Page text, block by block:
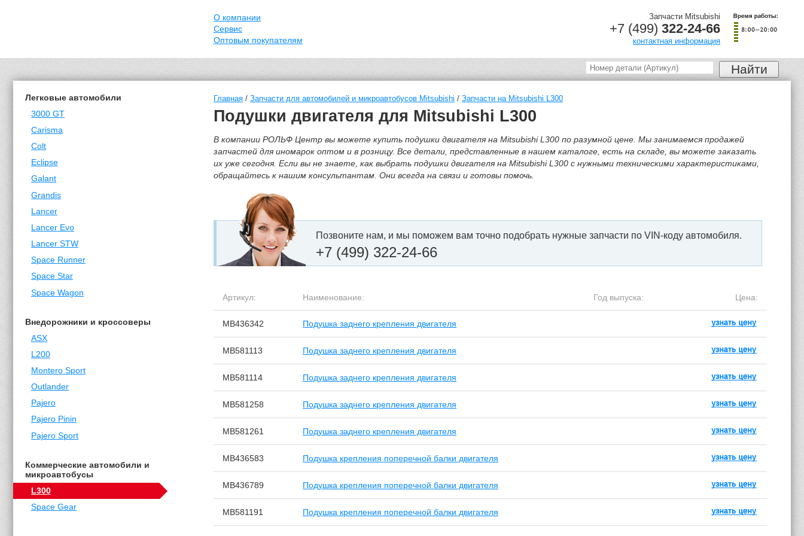
О компании
Сервис
Оптовым покупателям
Запчасти Mitsubishi
+7 (499) 322-24-66
контактная информация
Легковые автомобили
3000 GT
Carisma
Colt
Eclipse
Galant
Grandis
Lancer
Lancer Evo
Lancer STW
Space Runner
Space Star
Space Wagon
Внедорожники и кроссоверы
ASX
L200
Montero Sport
Outlander
Pajero
Pajero Pinin
Pajero Sport
Коммерческие автомобили и
микроавтобусы
L300
Space Gear
Главная / Запчасти для автомобилей и микроавтобусов Mitsubishi / Запчасти на Mitsubishi L300
Подушки двигателя для Mitsubishi L300
В компании РОЛЬФ Центр вы можете купить подушки двигателя на Mitsubishi L300 по разумной цене. Мы занимаемся продажей
запчастей для иномарок оптом и в розницу. Все детали, представленные в нашем каталоге, есть на складе, вы можете заказать
их уже сегодня. Если вы не знаете, как выбрать подушки двигателя на Mitsubishi L300 с нужными техническими характеристиками,
обращайтесь к нашим консультантам. Они всегда на связи и готовы помочь.
Позвоните нам, и мы поможем вам точно подобрать нужные запчасти по VIN-коду автомобиля.
+7 (499) 322-24-66
Артикул: Наименование: Год выпуска: Цена:
MB436342 Подушка заднего крепления двигателя
MB581113 Подушка заднего крепления двигателя
MB581114 Подушка заднего крепления двигателя
MB581258 Подушка заднего крепления двигателя
MB581261 Подушка заднего крепления двигателя
MB436583 Подушка крепления поперечной балки двигателя
MB436789 Подушка крепления поперечной балки двигателя
MB581191 Подушка крепления поперечной балки двигателя